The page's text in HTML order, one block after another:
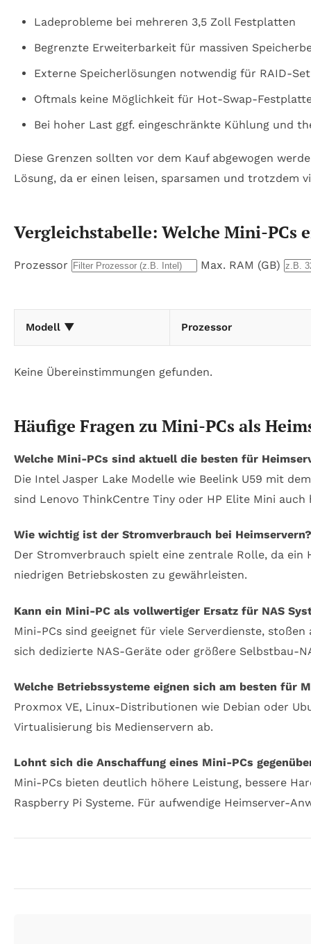
Ladeprobleme bei mehreren 3,5 Zoll Festplatten
Begrenzte Erweiterbarkeit für massiven
Externe Speicherlösungen notwendig für RAID-
Oftmals keine Möglichkeit für Hot-Swap-
Bei hoher Last ggf. eingeschränkte Kühlung und
Diese Grenzen sollten vor dem Kauf abgewogen
Lösung, da er einen leisen, sparsamen und trotzdem
Vergleichstabelle: Welche Mini-PCs
Prozessor Max. RAM (GB)
Modell ▼ Prozessor
Keine Übereinstimmungen gefunden.
Häufige Fragen zu Mini-PCs als
Welche Mini-PCs sind aktuell die besten für
Die Intel Jasper Lake Modelle wie Beelink U59 mit
sind Lenovo ThinkCentre Tiny oder HP Elite Mini
Wie wichtig ist der Stromverbrauch bei Heimservern?
Der Stromverbrauch spielt eine zentrale Rolle, da ein
niedrigen Betriebskosten zu gewährleisten.
Kann ein Mini-PC als vollwertiger Ersatz für NAS
Mini-PCs sind geeignet für viele Serverdienste,
sich dedizierte NAS-Geräte oder größere Selbstbau-
Welche Betriebssysteme eignen sich am besten für
Proxmox VE, Linux-Distributionen wie Debian oder
Virtualisierung bis Medienservern ab.
Lohnt sich die Anschaffung eines Mini-PCs
Mini-PCs bieten deutlich höhere Leistung, bessere
Raspberry Pi Systeme. Für aufwendige Heimserver-